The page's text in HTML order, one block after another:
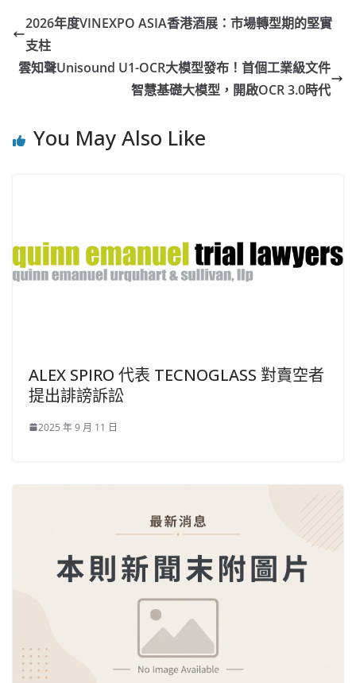
2026年度VINEXPO ASIA香港酒展：市場轉型期的堅實
支柱
雲知聲Unisound U1-OCR大模型發布！首個工業級文件
智慧基礎大模型，開啟OCR 3.0時代
You May Also Like
ALEX SPIRO 代表 TECNOGLASS 對賣空者
提出誹謗訴訟
2025 年 9 月 11 日